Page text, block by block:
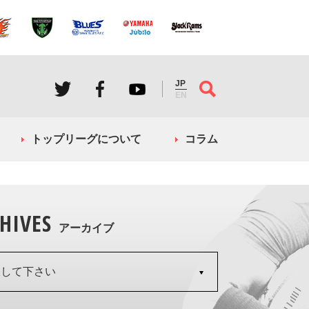
JP
EN
トップリーグについて コラム
アーカイブ
て下さい